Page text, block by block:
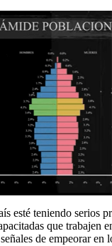
esté teniendo serios
que trabajen
de empeorar en